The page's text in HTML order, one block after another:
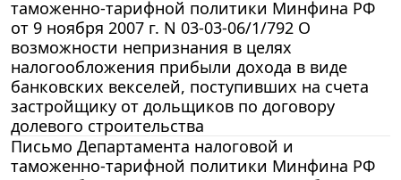
таможенно-тарифной политики Минфина РФ
от 9 ноября 2007 г. N 03-03-06/1/792 О
возможности непризнания в целях
налогообложения прибыли дохода в виде
банковских векселей, поступивших на счета
застройщику от дольщиков по договору
долевого строительства
Письмо Департамента налоговой и
таможенно-тарифной политики Минфина РФ